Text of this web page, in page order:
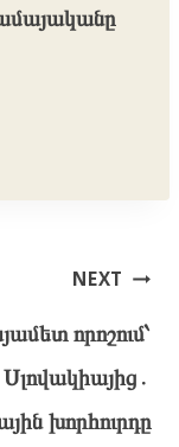
NEXT
որոշում՝
Սլովակիայից․
խորհուրդը